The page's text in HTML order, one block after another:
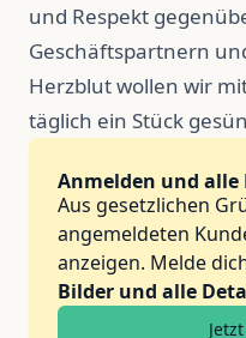
und Respekt
Geschäftspartnern
Herzblut wollen wir
täglich ein Stück
Anmelden und alle
Aus gesetzlichen
angemeldeten
anzeigen. Melde
Bilder und alle